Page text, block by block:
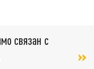
связан с